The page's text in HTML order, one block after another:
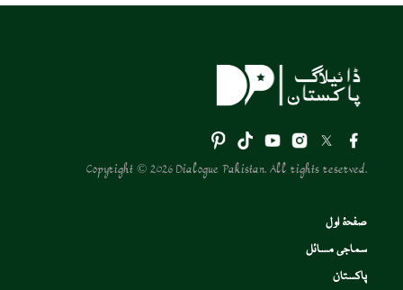
Copyright © 2026 Dialogue Pakistan. All rights reserved.
صفحۂ اول
سماجی مسائل
پاکستان